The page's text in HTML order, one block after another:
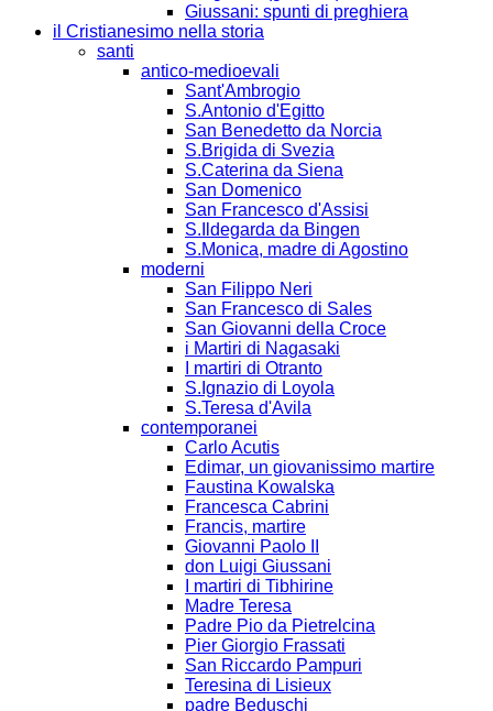
Giussani: spunti di preghiera
il Cristianesimo nella storia
santi
antico-medioevali
Sant'Ambrogio
S.Antonio d'Egitto
San Benedetto da Norcia
S.Brigida di Svezia
S.Caterina da Siena
San Domenico
San Francesco d'Assisi
S.Ildegarda da Bingen
S.Monica, madre di Agostino
moderni
San Filippo Neri
San Francesco di Sales
San Giovanni della Croce
i Martiri di Nagasaki
I martiri di Otranto
S.Ignazio di Loyola
S.Teresa d'Avila
contemporanei
Carlo Acutis
Edimar, un giovanissimo martire
Faustina Kowalska
Francesca Cabrini
Francis, martire
Giovanni Paolo II
don Luigi Giussani
I martiri di Tibhirine
Madre Teresa
Padre Pio da Pietrelcina
Pier Giorgio Frassati
San Riccardo Pampuri
Teresina di Lisieux
padre Beduschi